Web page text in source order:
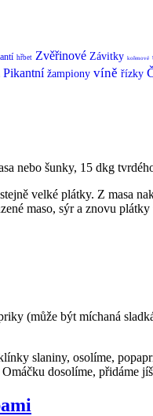
hřbet Zvěřinové Závitky kořenové
Pikantní žampiony víně řízky
nebo šunky, 15 dkg
velké plátky. Z masa
maso, sýr a znovu
(může být míchaná
slaniny, osolíme,
dosolíme, přidáme